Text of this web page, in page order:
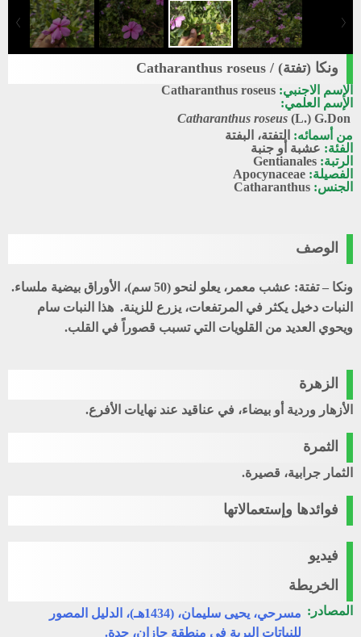
ونكا (تفتة) / Catharanthus roseus
الإسم الاجنبي: Catharanthus roseus
الإسم العلمي:
Catharanthus roseus (L.) G.Don
من أسمائه: التفتة، البفتة
الفئة: عشبة أو جنبة
الرتبة: Gentianales
الفصيلة: Apocynaceae
الجنس: Catharanthus
الوصف
ونكا – تفتة:
عشب معمر، يعلو لنحو (50 سم)، الأوراق بيضية ملساء.
النبات دخيل يكثر في المرتفعات، يزرع للزينة. هذا النبات سام
ويحوي العديد من القلويات التي تسبب قصوراً في القلب.
الزهرة
الأزهار وردية أو بيضاء، في عناقيد عند نهايات الأفرع.
الثمرة
الثمار جرابية، قصيرة.
فوائدها وإستعمالاتها
فيديو
الخريطة
المصادر:
مسرحي، يحيى سليمان، (1434هـ)، الدليل المصور
للنباتات البرية في منطقة جازان، جدة.